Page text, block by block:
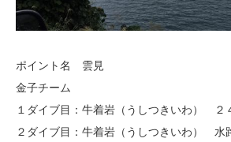
ポイント名 雲見
金子チーム
１ダイブ目：牛着岩（うしつきいわ）
２ダイブ目：牛着岩（うしつきいわ） 水